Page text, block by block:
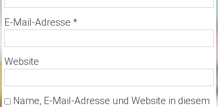
E-Mail-Adresse *
Website
Name, E-Mail-Adresse und Website in diesem